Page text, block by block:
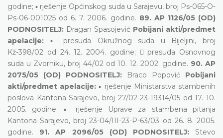
godine; ▪ rješenje Općinskog suda u Sarajevu, broj Ps-065-O-
Ps-06-001025 od 6. 7. 2006. godine. 89. AP 1126/05 (OD)
PODNOSITELJ: Dragan Spasojević Pobijani akti/predmet
apelacije: ▪ presuda Okružnog suda u Bijeljini, broj
Kž-398/02 od 24. 12. 2004. godine;  presuda Osnovnog
suda u Zvorniku, broj 44/02 od 10. 12. 2002. godine. 90. AP
2075/05 (OD) PODNOSITELJ:
Braco Popović Pobijani
akti/predmet apelacije: ▪ rješenje Ministarstva stambenih
poslova Kantona Sarajevo, broj 27/02-23-19314/05 od 17. 10.
2005. godine; ▪ rješenje Uprave za stambena pitanja
Kantona Sarajevo, broj 23-04/III-23-P-63/03 od 26. 8. 2005.
godine. 91. AP 2096/05 (OD) PODNOSITELJ: Stevo